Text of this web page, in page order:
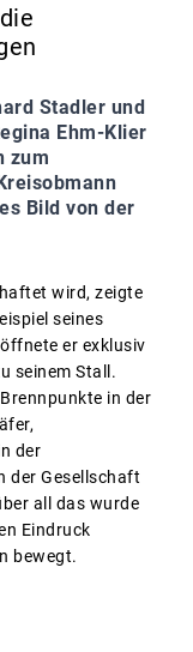
Stadler und
Ehm-Klier
zum
Bild von der
wird, zeigte
seines
er exklusiv
seinem Stall.
in der
der
der Gesellschaft
all das wurde
Eindruck
bewegt.